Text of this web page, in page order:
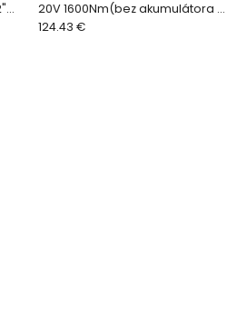
20V 1600Nm(bez akumulátora a
nabíjačky) PWA80bb
124.43 €